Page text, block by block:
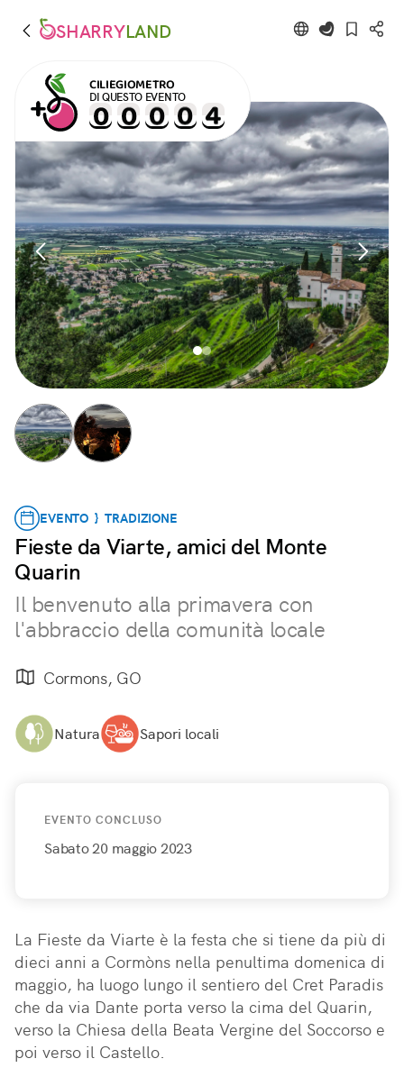
SHARRYLAND
CILIEGIOMETRO
DI QUESTO EVENTO
EVENTO } TRADIZIONE
Fieste da Viarte, amici del Monte
Quarin
Il benvenuto alla primavera con
l'abbraccio della comunità locale
Cormons, GO
Natura Sapori locali
EVENTO CONCLUSO
Sabato 20 maggio 2023
La Fieste da Viarte è la festa che si tiene da più di
dieci anni a Cormòns nella penultima domenica di
maggio, ha luogo lungo il sentiero del Cret Paradis
che da via Dante porta verso la cima del Quarin,
verso la Chiesa della Beata Vergine del Soccorso e
poi verso il Castello.